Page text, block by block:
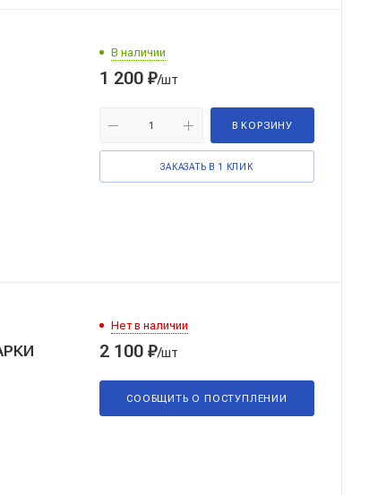
В наличии
1 200 ₽/шт
В КОРЗИНУ
ЗАКАЗАТЬ В 1 КЛИК
Нет в наличии
2 100 ₽/шт
СООБЩИТЬ О ПОСТУПЛЕНИИ